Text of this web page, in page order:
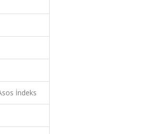
İndeks